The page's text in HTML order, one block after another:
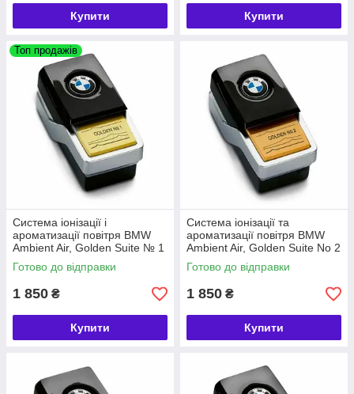
Купити Купити
Топ продажів
Система іонізації і
ароматизації повітря BMW
Ambient Air, Golden Suite № 1
(64119382609)
Готово до відправки
1 850 ₴
Купити
Система іонізації та
ароматизації повітря BMW
Ambient Air, Golden Suite No 2
(64119382615)
Готово до відправки
1 850 ₴
Купити